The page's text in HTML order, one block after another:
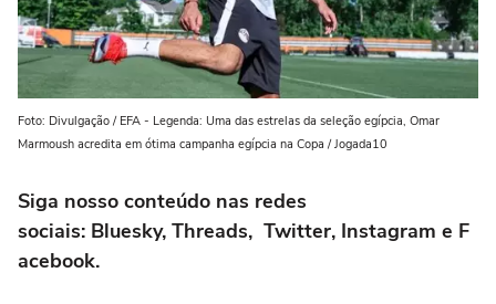
Foto: Divulgação / EFA - Legenda: Uma das estrelas da seleção egípcia, Omar
Marmoush acredita em ótima campanha egípcia na Copa / Jogada10
Siga nosso conteúdo nas redes
sociais: Bluesky, Threads, Twitter, Instagram e F
acebook.